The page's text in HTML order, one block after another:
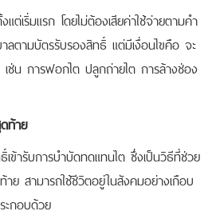
แรก โดยไม่ต้องเสียค่าใช้จ่ายตามคำ
ามบัตรรับรองสิทธิ์ แต่มีเงื่อนไขคือ จะ
ช่น การฟอกไต ปลูกถ่ายไต การล้างช่อง
ดท้าย
การบำบัดทดแทนไต ซึ่งเป็นวิธีที่ช่วย
าย สามารถใช้ชีวิตอยู่ในสังคมอย่างเกือบ
ะกอบด้วย